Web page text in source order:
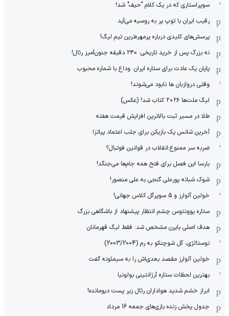
سوپراستاری که در یک کلام "حیف" شد!
رقیب ایران با توپ پر به روسیه می‌آید
پرسش‌های کلیدی درباره پرمهره‌ترین تیم لیگ!
نه بزرگ پس از خرید تاریخی: ۲۴۰ دقیقه جنون‌آمیز رئال!
پایان یک عادت برای ستاره ایران: وداع با شماره محبوب
وقتی دروازبان ها نابود می‌شوند!
لیگ ملت‌ها ٢٠٢۶ کتاب شد! (عکس)
طلا در مسیر ثبت بالاترین افزایش قیمت هفته
آخرین شانس یک بازیکن برای جلب اعتماد پیاتزا
ضربه سر ممنوع؛انقلاب در قوانین فوتبال؟
بارسا این فصل برای فتح همه جام‌ها می‌جنگد!
شوک شبانه پورعلی گنجی به علی منصور!
خولین آلوارز و 5 سوپرگل کلاس جهانی!
ستاره یوونتوس چشم انتظار پیشنهاد از باشگاهی بزرگ
هدف اصلی بایرن مشخص شد: فقط لیگ قهرمانان
نوستالژی، گل شوچنکو به رم (2003/2004)
خولین آلوارز مقصد بعدی‌اش را به سیمئونه گفت
بهترین لحظات ستاره آرژانتینی بولونیا
ابراز خشم شدید هواداران رئال زیر پست دیومانده!
جدول پخش زنده بازی‌های جمعه 16 مرداد